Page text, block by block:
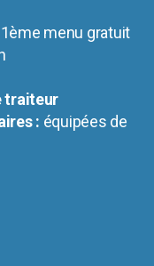
menu gratuit
traiteur
: équipées de